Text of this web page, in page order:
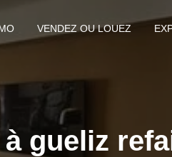
VENDEZ OU LOUEZ
gueliz